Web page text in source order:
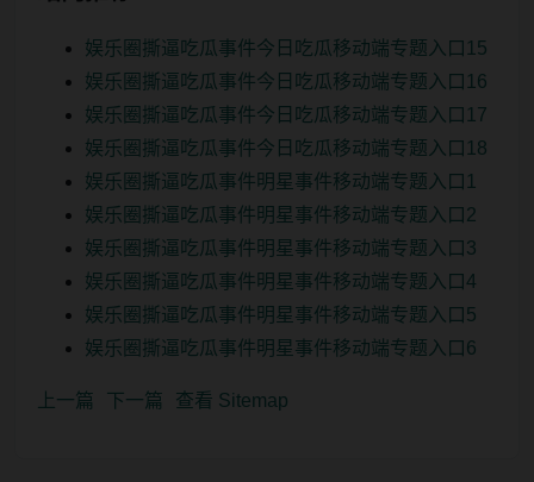
娱乐圈撕逼吃瓜事件今日吃瓜移动端专题入口15
娱乐圈撕逼吃瓜事件今日吃瓜移动端专题入口16
娱乐圈撕逼吃瓜事件今日吃瓜移动端专题入口17
娱乐圈撕逼吃瓜事件今日吃瓜移动端专题入口18
娱乐圈撕逼吃瓜事件明星事件移动端专题入口1
娱乐圈撕逼吃瓜事件明星事件移动端专题入口2
娱乐圈撕逼吃瓜事件明星事件移动端专题入口3
娱乐圈撕逼吃瓜事件明星事件移动端专题入口4
娱乐圈撕逼吃瓜事件明星事件移动端专题入口5
娱乐圈撕逼吃瓜事件明星事件移动端专题入口6
上一篇 下一篇 查看 Sitemap